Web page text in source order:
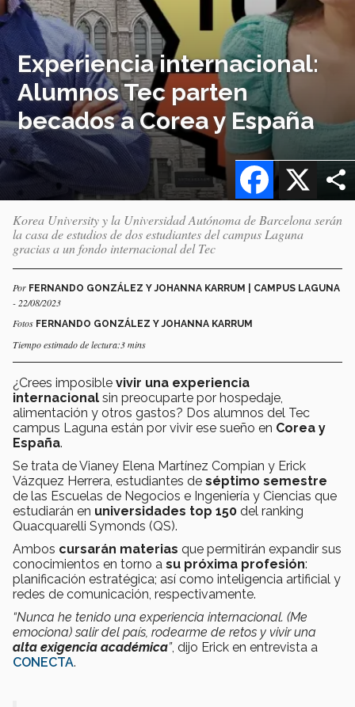
Experiencia internacional:
Alumnos Tec parten
becados a Corea y España
X
Facebook
Korea University y la Universidad Autónoma de Barcelona serán
la casa de estudios de dos estudiantes del campus Laguna
gracias a un fondo internacional del Tec
Por FERNANDO GONZÁLEZ Y JOHANNA KARRUM | CAMPUS LAGUNA
- 22/08/2023
Fotos FERNANDO GONZÁLEZ Y JOHANNA KARRUM
Tiempo estimado de lectura:3 mins
¿Crees imposible vivir una experiencia
internacional sin preocuparte por hospedaje,
alimentación y otros gastos? Dos alumnos del Tec
campus Laguna están por vivir ese sueño en Corea y
España.
Se trata de Vianey Elena Martínez Compian y Erick
Vázquez Herrera, estudiantes de séptimo semestre
de las Escuelas de Negocios e Ingeniería y Ciencias que
estudiarán en universidades top 150 del ranking
Quacquarelli Symonds (QS).
Ambos cursarán materias que permitirán expandir sus
conocimientos en torno a su próxima profesión:
planificación estratégica; así como inteligencia artificial y
redes de comunicación, respectivamente.
“Nunca he tenido una experiencia internacional. (Me
emociona) salir del país, rodearme de retos y vivir una
alta exigencia académica”, dijo Erick en entrevista a
CONECTA.